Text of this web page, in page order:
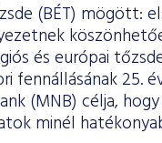
(BÉT) mögött:
és európai
fennállásának 25.
(MNB) célja,
minél